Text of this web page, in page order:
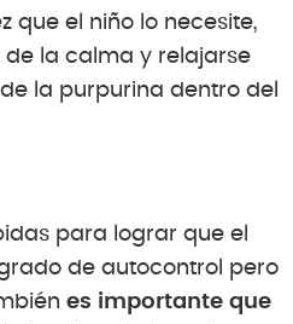
que el niño lo necesite,
la calma y relajarse
la purpurina dentro del
para lograr que el
de autocontrol pero
es importante que